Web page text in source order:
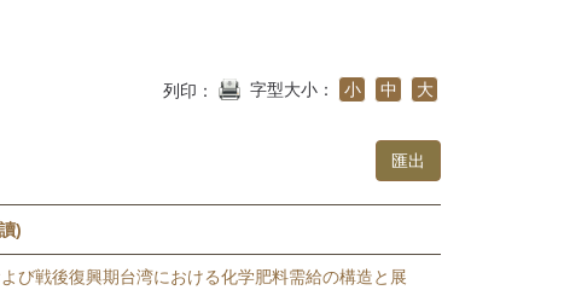
列印： 字型大小： 小 中 大
)
よび戦後復興期台湾における化学肥料需給の構造と展